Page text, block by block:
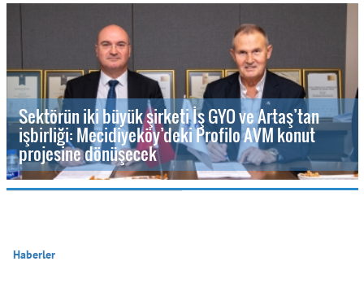
Sektörün iki büyük şirketi İş GYO ve Artaş’tan
işbirliği: Mecidiyeköy’deki Profilo AVM konut
projesine dönüşecek
Haberler